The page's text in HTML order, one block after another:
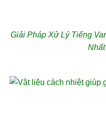
Giải Pháp Xử Lý Tiếng